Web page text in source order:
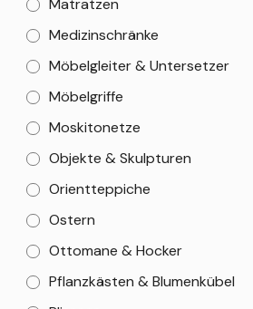
Matratzen
Medizinschränke
Möbelgleiter & Untersetzer
Möbelgriffe
Moskitonetze
Objekte & Skulpturen
Orientteppiche
Ostern
Ottomane & Hocker
Pflanzkästen & Blumenkübel